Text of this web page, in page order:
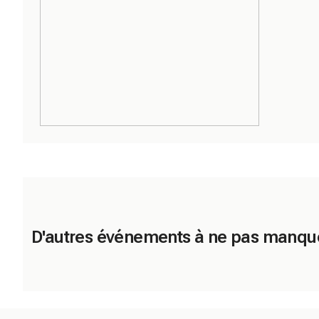
D'autres événements à ne pas